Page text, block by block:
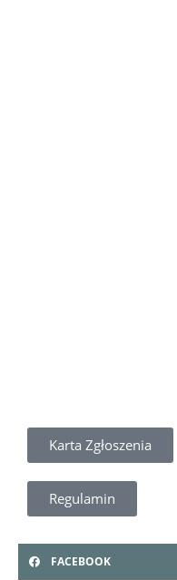
Karta Zgłoszenia
Regulamin
FACEBOOK